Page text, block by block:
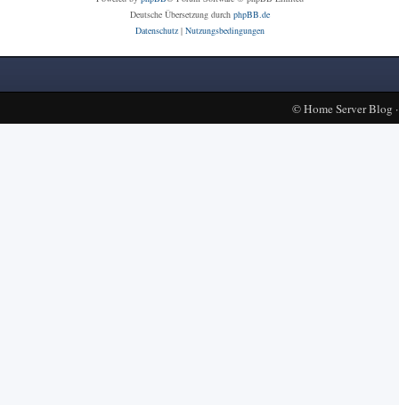
Deutsche Übersetzung durch phpBB.de
Datenschutz| Nutzungsbedingungen
©Home Server Blog